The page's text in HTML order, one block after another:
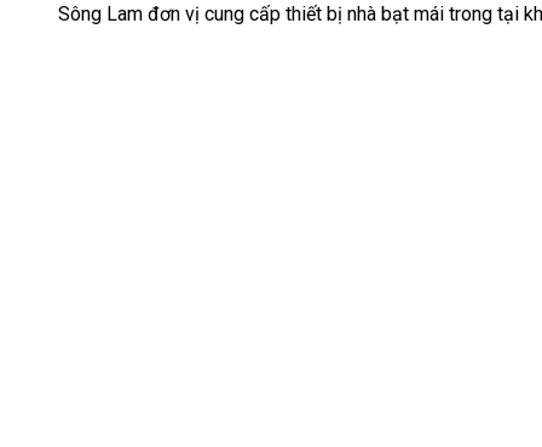
Sông Lam đơn vị cung cấp thiết bị nhà bạt mái trong tại